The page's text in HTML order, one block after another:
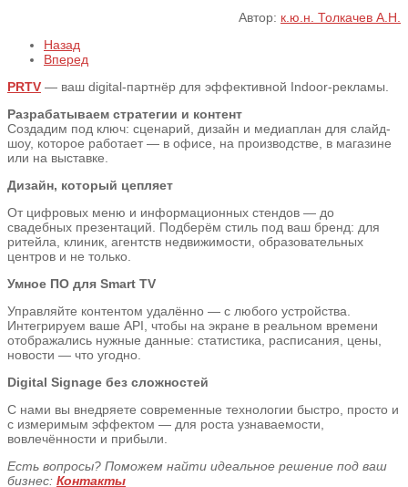
Автор: к.ю.н. Толкачев А.Н.
Назад
Вперед
PRTV — ваш digital-партнёр для эффективной Indoor-рекламы.
Разрабатываем стратегии и контент
Создадим под ключ: сценарий, дизайн и медиаплан для слайд-
шоу, которое работает — в офисе, на производстве, в магазине
или на выставке.
Дизайн, который цепляет
От цифровых меню и информационных стендов — до
свадебных презентаций. Подберём стиль под ваш бренд: для
ритейла, клиник, агентств недвижимости, образовательных
центров и не только.
Умное ПО для Smart TV
Управляйте контентом удалённо — с любого устройства.
Интегрируем ваше API, чтобы на экране в реальном времени
отображались нужные данные: статистика, расписания, цены,
новости — что угодно.
Digital Signage без сложностей
С нами вы внедряете современные технологии быстро, просто и
с измеримым эффектом — для роста узнаваемости,
вовлечённости и прибыли.
Есть вопросы? Поможем найти идеальное решение под ваш
бизнес: Контакты